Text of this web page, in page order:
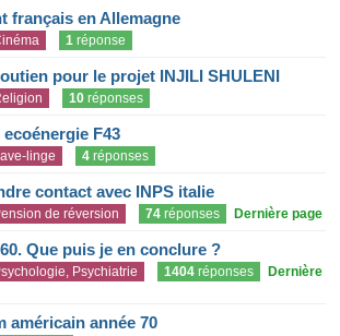
français en Allemagne
1 réponse
pour le projet INJILI SHULENI
10 réponses
F43
linge 4 réponses
contact avec INPS italie
de réversion 74 réponses Dernière page
Que puis je en conclure ?
Psychiatrie 1404 réponses
Dernière
américain année 70